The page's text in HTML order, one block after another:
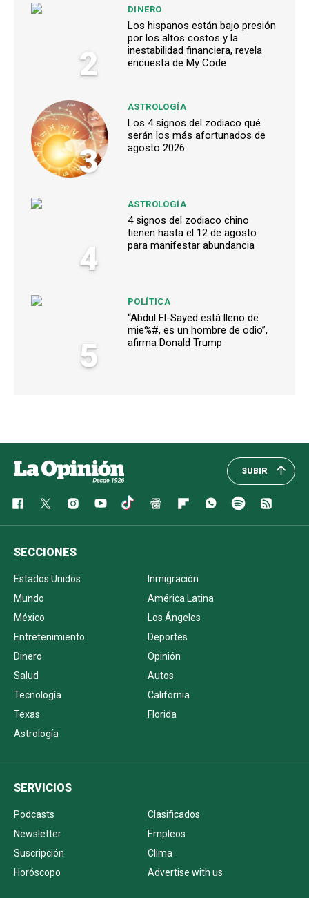
2
DINERO
Los hispanos están bajo presión
por los altos costos y la
inestabilidad financiera, revela
encuesta de My Code
3
ASTROLOGÍA
Los 4 signos del zodiaco qué
serán los más afortunados de
agosto 2026
4
ASTROLOGÍA
4 signos del zodiaco chino
tienen hasta el 12 de agosto
para manifestar abundancia
5
POLÍTICA
“Abdul El-Sayed está lleno de
mie%#, es un hombre de odio”,
afirma Donald Trump
SUBIR
SECCIONES
Estados Unidos
Inmigración
Mundo
América Latina
México
Los Ángeles
Entretenimiento
Deportes
Dinero
Opinión
Salud
Autos
Tecnología
California
Texas
Florida
Astrología
SERVICIOS
Podcasts
Clasificados
Newsletter
Empleos
Suscripción
Clima
Horóscopo
Advertise with us